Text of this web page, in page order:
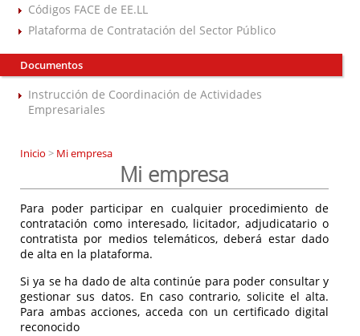
Códigos FACE de EE.LL
Plataforma de Contratación del Sector Público
Documentos
Instrucción de Coordinación de Actividades
Empresariales
Inicio > Mi empresa
Mi empresa
Para poder participar en cualquier procedimiento de
contratación como interesado, licitador, adjudicatario o
contratista por medios telemáticos, deberá estar dado
de alta en la plataforma.
Si ya se ha dado de alta continúe para poder consultar y
gestionar sus datos. En caso contrario, solicite el alta.
Para ambas acciones, acceda con un certificado digital
reconocido